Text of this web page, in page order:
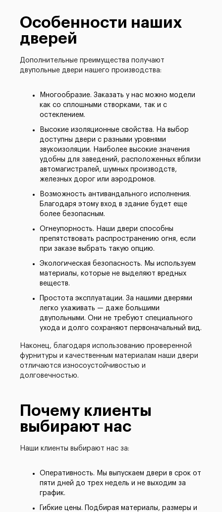
Особенности наших
дверей
Дополнительные преимущества получают
двупольные двери нашего производства:
Многообразие. Заказать у нас можно модели
как со сплошными створками, так и с
остеклением.
Высокие изоляционные свойства. На выбор
доступны двери с разными уровнями
звукоизоляции. Наиболее высокие значения
удобны для заведений, расположенных вблизи
автомагистралей, шумных производств,
железных дорог или аэродромов.
Возможность антивандального исполнения.
Благодаря этому вход в здание будет еще
более безопасным.
Огнеупорность. Наши двери способны
препятствовать распространению огня, если
при заказе выбрать такую опцию.
Экологическая безопасность. Мы используем
материалы, которые не выделяют вредных
веществ.
Простота эксплуатации. За нашими дверями
легко ухаживать — даже большими
двупольными. Они не требуют специального
ухода и долго сохраняют первоначальный вид.
Наконец, благодаря использованию проверенной
фурнитуры и качественным материалам наши двери
отличаются износоустойчивостью и
долговечностью.
Почему клиенты
выбирают нас
Наши клиенты выбирают нас за:
Оперативность. Мы выпускаем двери в срок от
пяти дней до трех недель и не выходим за
график.
Гибкие цены. Подбирая материалы, размеры и